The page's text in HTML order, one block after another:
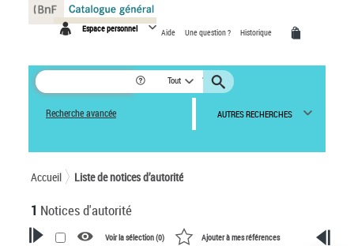
Espace personnel Aide Une question ? Historique
Tout
Recherche avancée AUTRES RECHERCHES
Accueil Liste de notices d’autorité
1 Notices d'autorité
Voir la sélection (0) Ajouter à mes références
Panneau de gestion des cookies